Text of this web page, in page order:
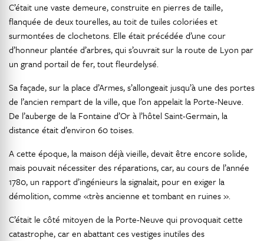
C’était une vaste demeure, construite en pierres de taille,
flanquée de deux tourelles, au toit de tuiles coloriées et
surmontées de clochetons. Elle était précédée d’une cour
d’honneur plantée d’arbres, qui s’ouvrait sur la route de Lyon par
un grand portail de fer, tout fleurdelysé.
Sa façade, sur la place d’Armes, s’allongeait jusqu’à une des portes
de l’ancien rempart de la ville, que l’on appelait la Porte-Neuve.
De l’auberge de la Fontaine d’Or à l’hôtel Saint-Germain, la
distance était d’environ 60 toises.
A cette époque, la maison déjà vieille, devait être encore solide,
mais pouvait nécessiter des réparations, car, au cours de l’année
1780, un rapport d’ingénieurs la signalait, pour en exiger la
démolition, comme «très ancienne et tombant en ruines ».
C’était le côté mitoyen de la Porte-Neuve qui provoquait cette
catastrophe, car en abattant ces vestiges inutiles des